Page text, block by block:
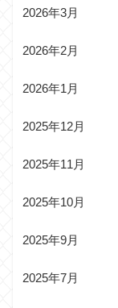
2026年3月
2026年2月
2026年1月
2025年12月
2025年11月
2025年10月
2025年9月
2025年7月